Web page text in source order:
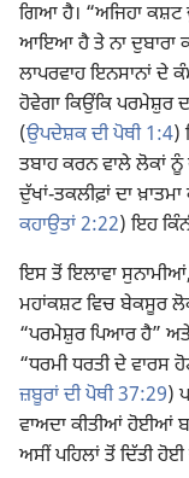
ਗਿਆ ਹੈ। “ਅਜਿਹਾ ਕਸ਼ਟ
ਆਇਆ ਹੈ ਤੇ ਨਾ ਦੁਬਾਰਾ
ਲਾਪਰਵਾਹ ਇਨਸਾਨਾਂ ਦੇ
ਹੋਵੇਗਾ ਕਿਉਂਕਿ ਪਰਮੇਸ਼ੁਰ
(ਉਪਦੇਸ਼ਕ ਦੀ ਪੋਥੀ 1:4)
ਤਬਾਹ ਕਰਨ ਵਾਲੇ ਲੋਕਾਂ ਨੂੰ
ਦੁੱਖਾਂ-ਤਕਲੀਫ਼ਾਂ ਦਾ ਖ਼ਾਤਮਾ
ਕਹਾਉਤਾਂ 2:22) ਇਹ
ਇਸ ਤੋਂ ਇਲਾਵਾ
ਮਹਾਂਕਸ਼ਟ ਵਿਚ ਬੇਕਸੂਰ
“ਪਰਮੇਸ਼ੁਰ ਪਿਆਰ ਹੈ” ਅਤੇ
“ਧਰਮੀ ਧਰਤੀ ਦੇ
ਜ਼ਬੂਰਾਂ ਦੀ ਪੋਥੀ 37:29)
ਵਾਅਦਾ ਕੀਤੀਆਂ ਹੋਈਆਂ
ਅਸੀਂ ਪਹਿਲਾਂ ਤੋਂ ਦਿੱਤੀ